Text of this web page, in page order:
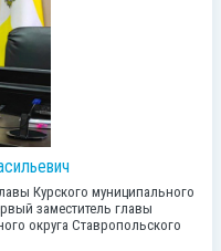
Курского муниципального
заместитель главы
округа Ставропольского